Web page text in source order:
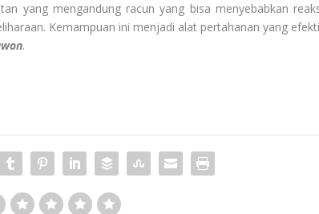
yang mengandung racun yang bisa menyebabkan
Kemampuan ini menjadi alat pertahanan yang
.